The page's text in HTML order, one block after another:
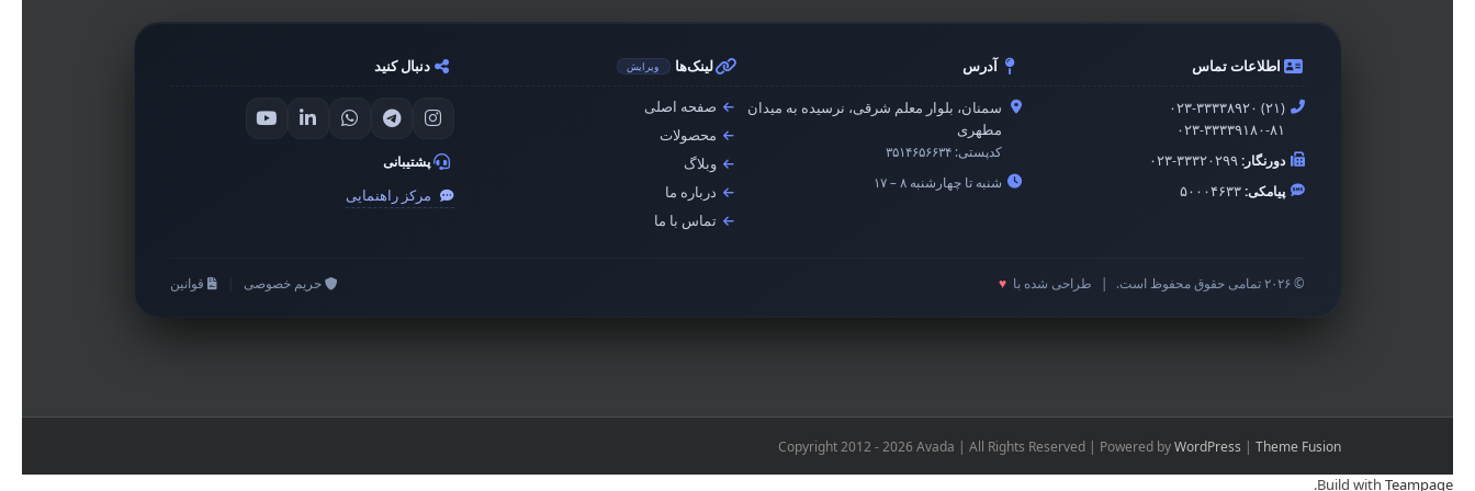
اطلاعات تماس
۰۲۳-۳۳۳۳۸۹۲۰ (۲۱)
۰۲۳-۳۳۳۳۹۱۸۰-۸۱
دورنگار:۰۲۳-۳۳۳۲۰۲۹۹
پیامکی:۵۰۰۰۴۶۳۳
آدرس
سمنان، بلوار معلم شرقی، نرسیده به میدان
مطهری
کدپستی:۳۵۱۴۶۵۶۶۳۴
شنبه تا چهارشنبه ۸ – ۱۷
لینک‌ها ویرایش
صفحه اصلی
محصولات
وبلاگ
درباره ما
تماس با ما
دنبال کنید
پشتیبانی
مرکز راهنمایی
© ۲۰۲۶ تمامی حقوق محفوظ است. طراحی شده با ♥ حریم خصوصی قوانین
Copyright 2012 - 2026 Avada | All Rights Reserved | Powered byWordPress | Theme Fusion
Build with Teampage
.